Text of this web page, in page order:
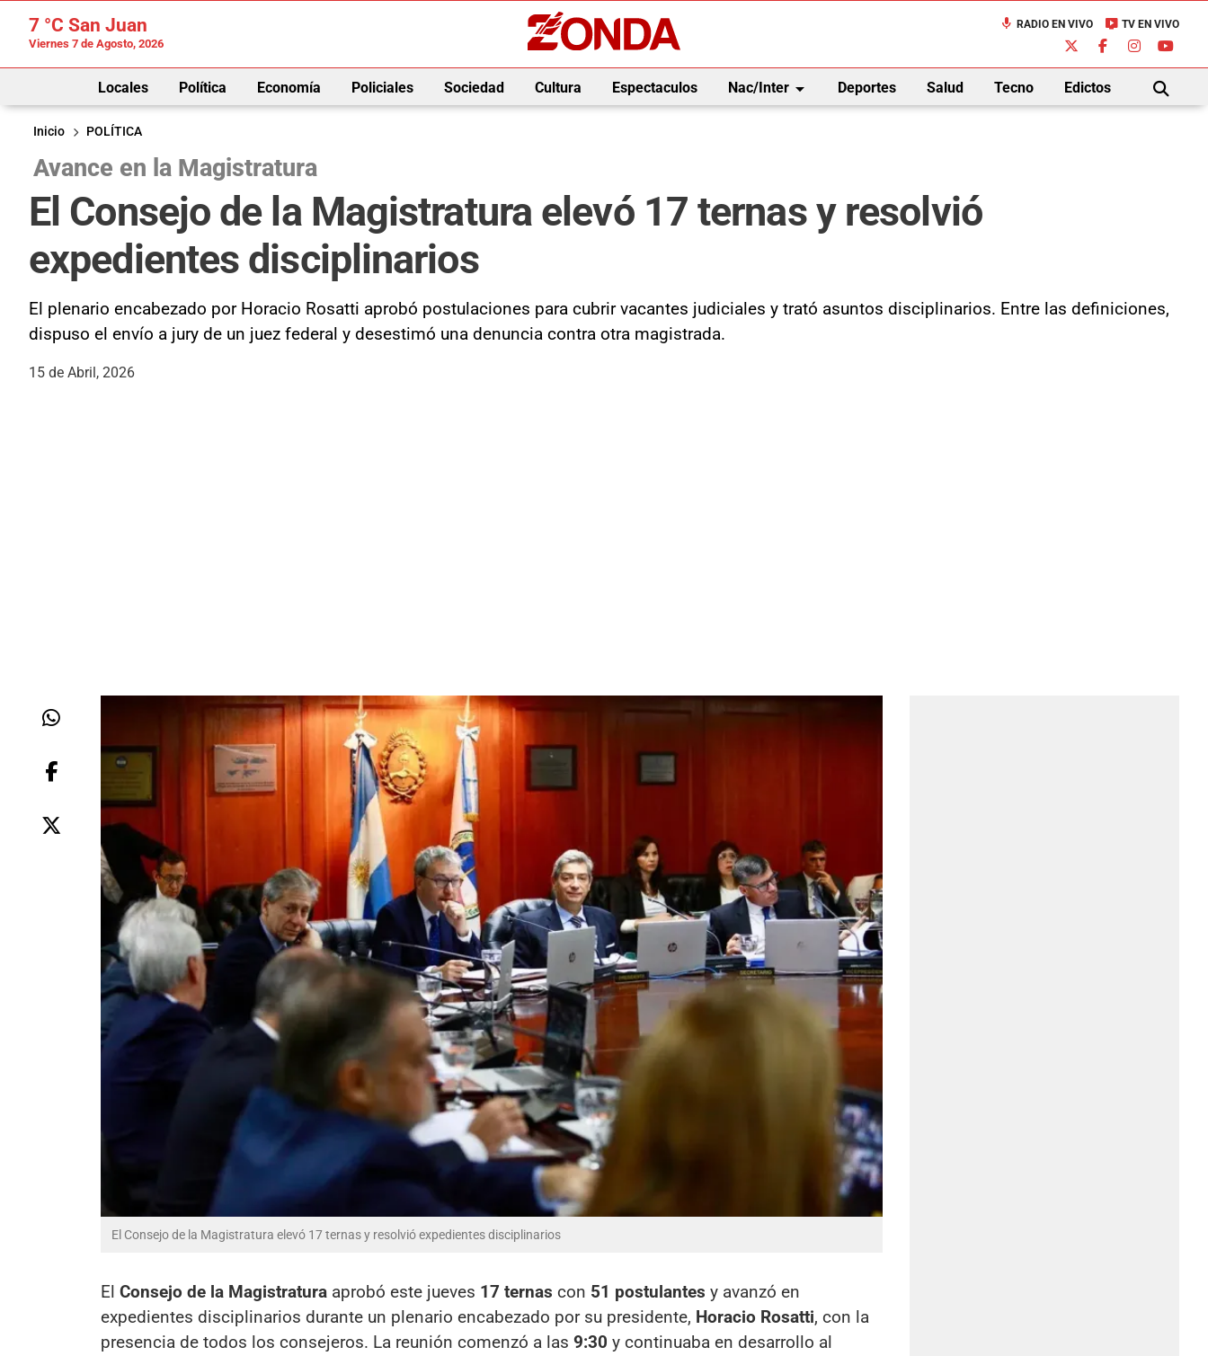
7 °C San Juan
Viernes 7 de Agosto, 2026
mic RADIO EN VIVO live_tv TV EN VIVO
Locales Política Economía Policiales Sociedad Cultura Espectaculos Nac/Interarrow_drop_down Deportes Salud Tecno Edictos
BUSCAR
Inicio
POLÍTICA
Avance en la Magistratura
El Consejo de la Magistratura elevó 17 ternas y resolvió
expedientes disciplinarios
El plenario encabezado por Horacio Rosatti aprobó postulaciones para cubrir vacantes judiciales y trató asuntos disciplinarios. Entre las definiciones,
dispuso el envío a jury de un juez federal y desestimó una denuncia contra otra magistrada.
15 de Abril, 2026
El Consejo de la Magistratura elevó 17 ternas y resolvió expedientes disciplinarios
El Consejo de la Magistratura aprobó este jueves 17 ternas con 51 postulantes y avanzó en
expedientes disciplinarios durante un plenario encabezado por su presidente, Horacio Rosatti, con la
presencia de todos los consejeros. La reunión comenzó a las 9:30 y continuaba en desarrollo al